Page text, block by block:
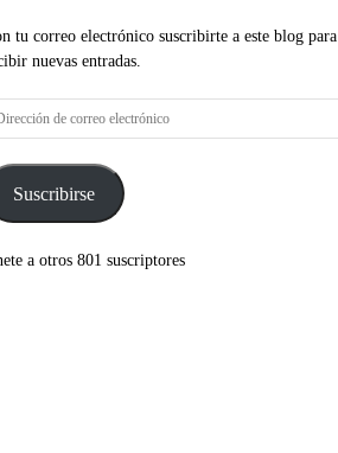
tu correo electrónico suscribirte a este blog para
nuevas entradas.
Suscribirse
a otros 801 suscriptores